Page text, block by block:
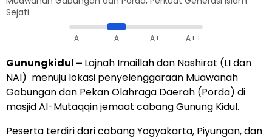
Sejati
A- A A+ A++
Gunungkidul – Lajnah Imaillah dan Nashirat (LI dan
NAI) menuju lokasi penyelenggaraan Muawanah
Gabungan dan Pekan Olahraga Daerah (Porda) di
masjid Al-Mutaqqin jemaat cabang Gunung Kidul.
Peserta terdiri dari cabang Yogyakarta, Piyungan, dan